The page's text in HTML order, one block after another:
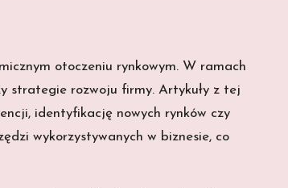
otoczeniu rynkowym. W ramach
strategie rozwoju firmy. Artykuły z tej
identyfikację nowych rynków czy
wykorzystywanych w biznesie, co